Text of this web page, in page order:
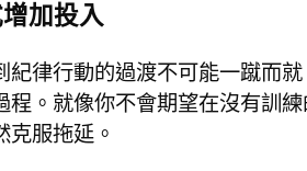
加投入
紀律行動的過渡不可能一蹴而
程。就像你不會期望在沒有訓
克服拖延。